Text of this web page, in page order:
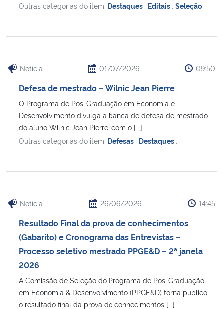
Outras categorias do item: Destaques Editais Seleção
Notícia 01/07/2026 09:50
Defesa de mestrado – Wilnic Jean Pierre
O Programa de Pós-Graduação em Economia e
Desenvolvimento divulga a banca de defesa de mestrado
do aluno Wilnic Jean Pierre, com o [...]
Outras categorias do item: Defesas Destaques
Notícia 26/06/2026 14:45
Resultado Final da prova de conhecimentos
(Gabarito) e Cronograma das Entrevistas –
Processo seletivo mestrado PPGE&D – 2ª janela
2026
A Comissão de Seleção do Programa de Pós-Graduação
em Economia & Desenvolvimento (PPGE&D) torna publico
o resultado final da prova de conhecimentos [...]